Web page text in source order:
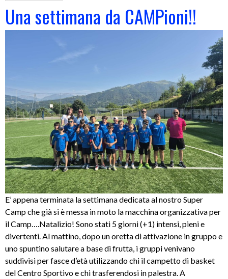
Una settimana da CAMPioni!!
E’ appena terminata la settimana dedicata al nostro Super
Camp che già si è messa in moto la macchina organizzativa per
il Camp….Natalizio! Sono stati 5 giorni (+1) intensi, pieni e
divertenti. Al mattino, dopo un oretta di attivazione in gruppo e
uno spuntino salutare a base di frutta, i gruppi venivano
suddivisi per fasce d’età utilizzando chi il campetto di basket
del Centro Sportivo e chi trasferendosi in palestra. A